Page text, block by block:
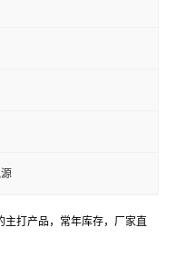
打产品，常年库存，厂家直